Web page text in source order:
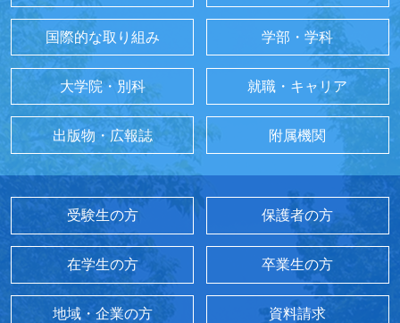
国際的な取り組み 学部・学科
大学院・別科 就職・キャリア
出版物・広報誌 附属機関
受験生の方 保護者の方
在学生の方 卒業生の方
地域・企業の方 資料請求